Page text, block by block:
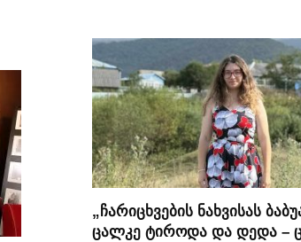
„ჩარიცხვების ნახვისას
ცალკე ტიროდა და დედა –